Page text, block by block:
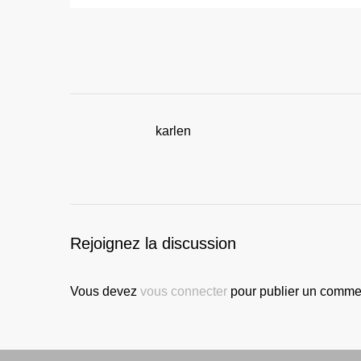
karlen
Rejoignez la discussion
Vous devez vous connecter pour publier un